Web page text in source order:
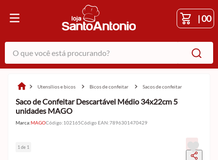
|00
O que você está procurando?
utensílios e bicos bicos de confeitar sacos de confeitar
Saco de Confeitar Descartável Médio 34x22cm 5
unidades MAGO
Marca:MAGOCódigo:102165Código EAN:7896301470429
1 de 1